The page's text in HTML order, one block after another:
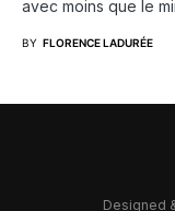
avec moins que le
BY FLORENCE LADURÉE
Designed